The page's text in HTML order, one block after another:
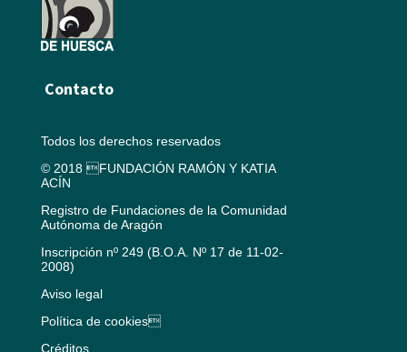
Contacto
Todos los derechos reservados
© 2018 FUNDACIÓN RAMÓN Y KATIA
ACÍN
Registro de Fundaciones de la Comunidad
Autónoma de Aragón
Inscripción nº 249 (B.O.A. Nº 17 de 11-02-
2008)
Aviso legal
Política de cookies
Créditos